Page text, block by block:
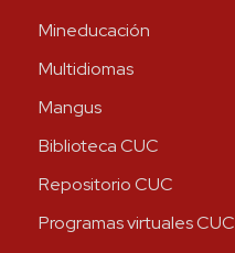
Mineducación
Multidiomas
Mangus
Biblioteca CUC
Repositorio CUC
Programas virtuales CUC